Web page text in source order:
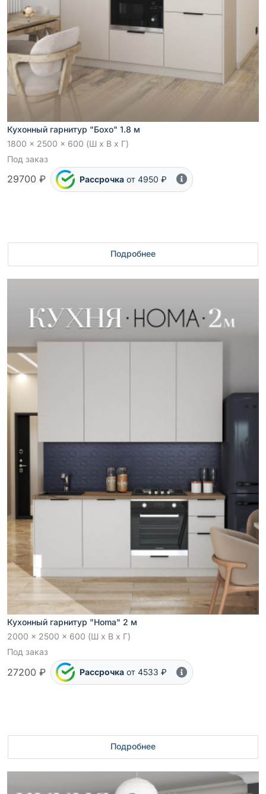
Кухонный гарнитур "Бохо" 1.8 м
1800 x 2500 x 600 (Ш x В x Г)
Под заказ
29700 ₽ Рассрочка от 4950 ₽
Подробнее
Кухонный гарнитур "Homa" 2 м
2000 x 2500 x 600 (Ш x В x Г)
Под заказ
27200 ₽ Рассрочка от 4533 ₽
Подробнее